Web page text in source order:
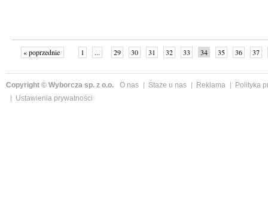
« poprzednie 1 ... 29 30 31 32 33 34 35 36
37
Copyright © Wyborcza sp. z o.o. O nas Staże u nas Reklama
Polityka
Ustawienia prywatności